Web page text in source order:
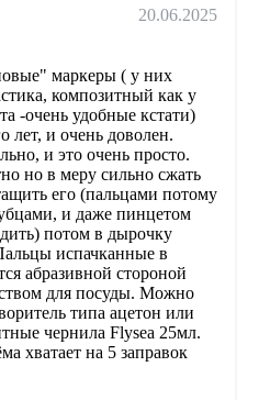
20.06.2025
маркеры ( у них
композитный как у
-очень удобные кстати)
и очень доволен.
и это очень просто.
но в меру сильно сжать
его (пальцами потому
и даже пинцетом
потом в дырочку
испачканные в
абразивной стороной
для посуды. Можно
типа ацетон или
чернила Flysea 25мл.
хватает на 5 заправок